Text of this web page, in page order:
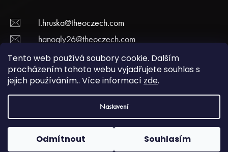
Tento web používá soubory cookie. Dalším
procházením tohoto webu vyjadřujete souhlas s
jejich používáním.. Více informací zde.
Nastavení
Odmítnout Souhlasím
l.hruska@theoczech.com
hanogly26@theoczech.com
+420 774 395 836
webotvurci
Vytvořil™ Shoptet